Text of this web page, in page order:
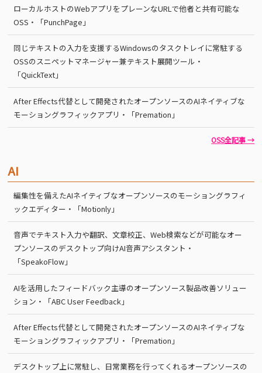
ローカルホストのWebアプリをプレーンなURLで他者と共有可能な
OSS・「PunchPage」
同じテキストの入力を支援するWindowsのタスクトレイに常駐する
OSSのスニペットマネージャー兼テキスト展開ツール・
「QuickText」
After Effects代替として開発されたオープンソースのAIネイティブな
モーショングラフィックアプリ・「Premation」
OSS全記事 →
AI
編集性を備えたAIネイティブなオープンソースのモーショングラフィ
ックエディター・「Motionly」
音声でテキスト入力や翻訳、文章校正、Web検索などが可能なオー
プンソースのデスクトップ向けAI音声アシスタント・
「SpeakoFlow」
AIを活用したフィードバック主導のオープンソース製品改善ソリュー
ション・「ABC User Feedback」
After Effects代替として開発されたオープンソースのAIネイティブな
モーショングラフィックアプリ・「Premation」
デスクトップ上に常駐し、日常業務を行ってくれるオープンソースの